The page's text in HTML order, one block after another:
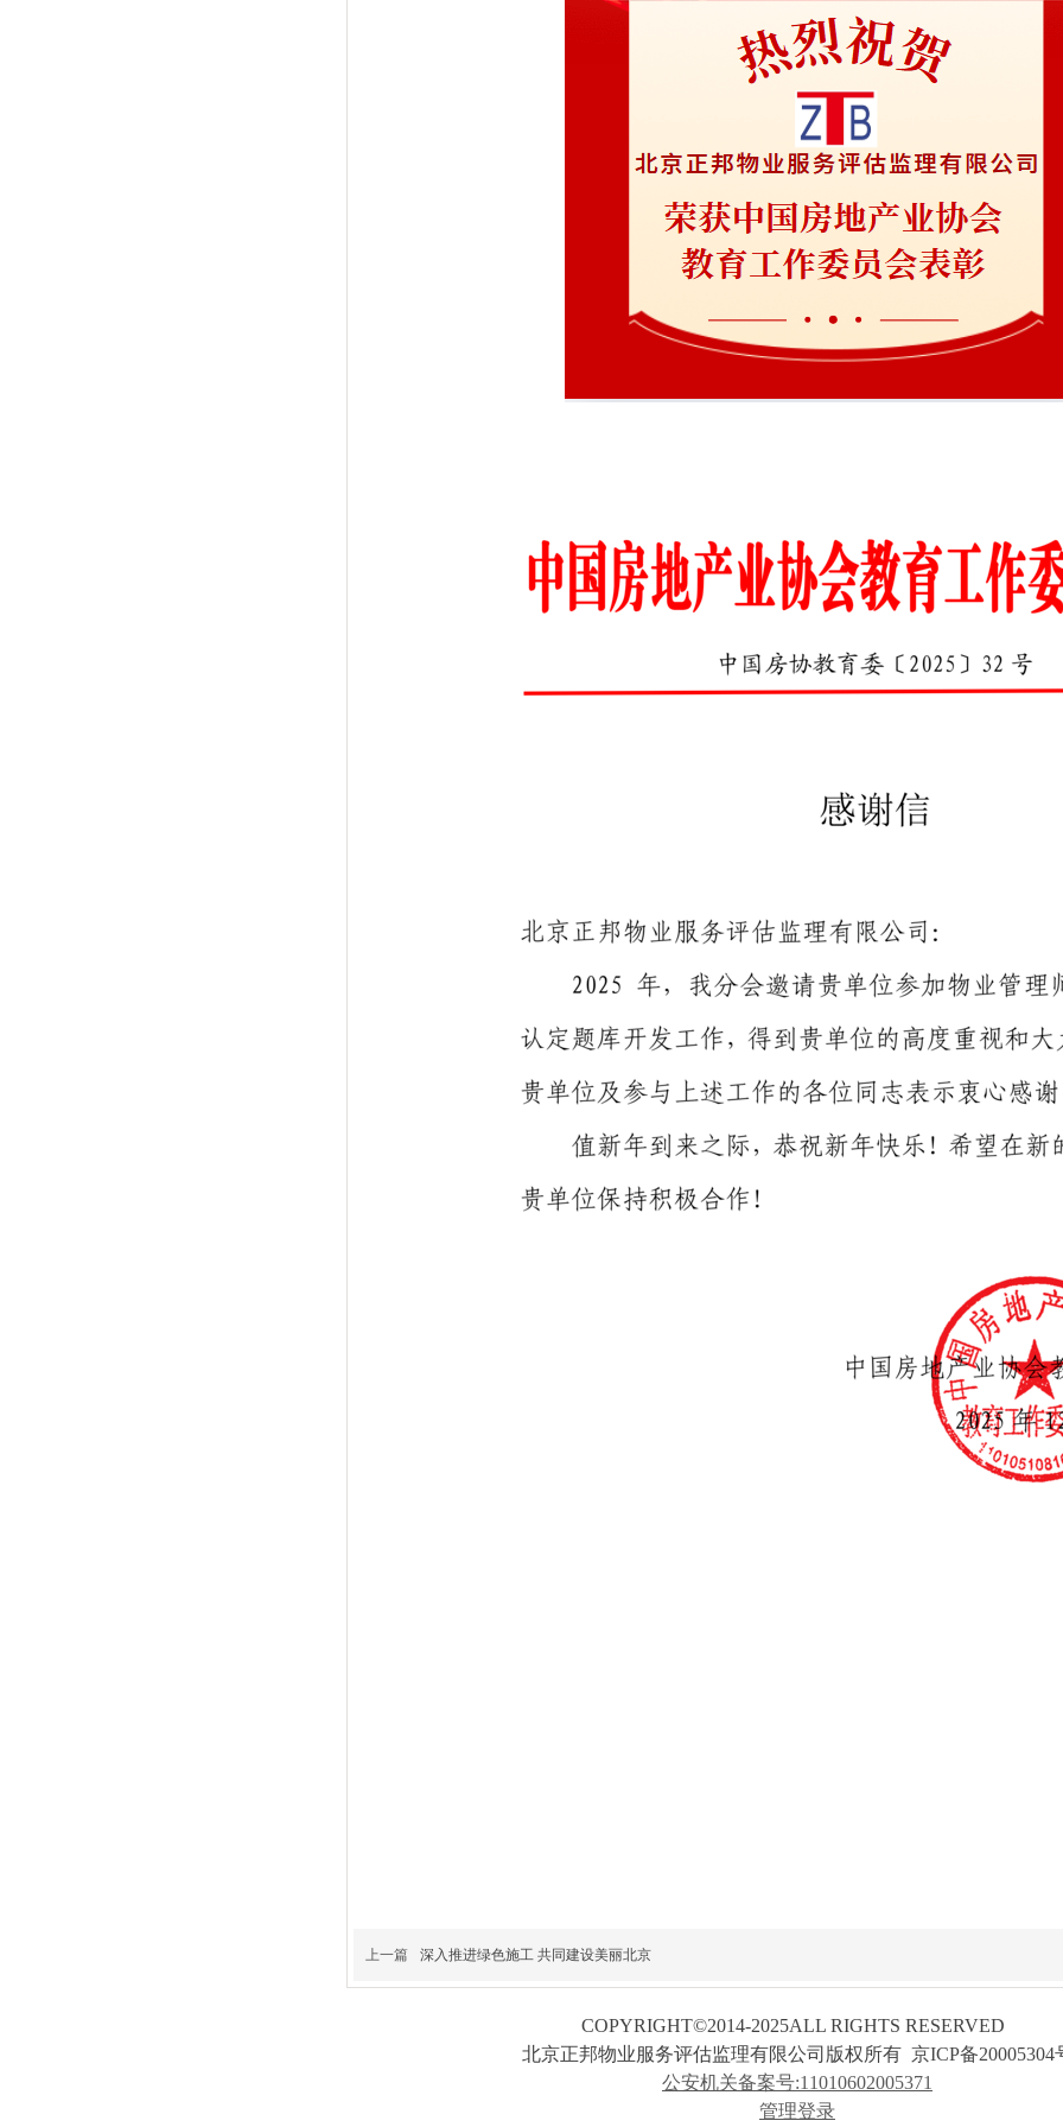
上一篇 深入推进绿色施工 共同建设美丽北京
COPYRIGHT©2014-2025ALL RIGHTS RESERVED
北京正邦物业服务评估监理有限公司 版权所有 京ICP备20005304
公安机关备案号:11010602005371
管理登录